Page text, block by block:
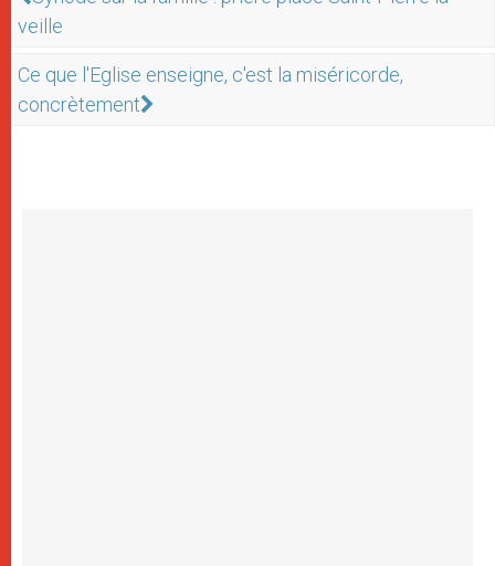
veille
Ce que l'Eglise enseigne, c'est la miséricorde,
concrètement